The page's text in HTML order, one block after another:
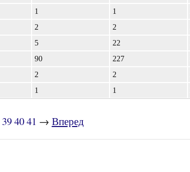
1 1
2 2
5 22
90 227
2 2
1 1
394041 → Вперед